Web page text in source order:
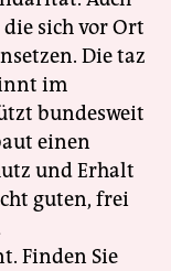
sich vor Ort
Die taz
im
bundesweit
einen
und Erhalt
guten, frei
Finden Sie